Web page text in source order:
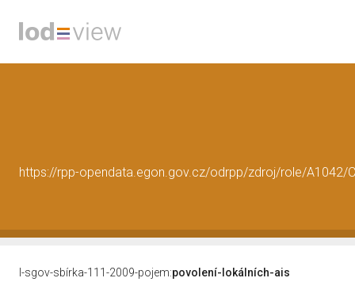
https://rpp-opendata.egon.gov.cz/odrpp/zdroj/role/A1042/
l-sgov-sbírka-111-2009-pojem:povolení-lokálních-ais